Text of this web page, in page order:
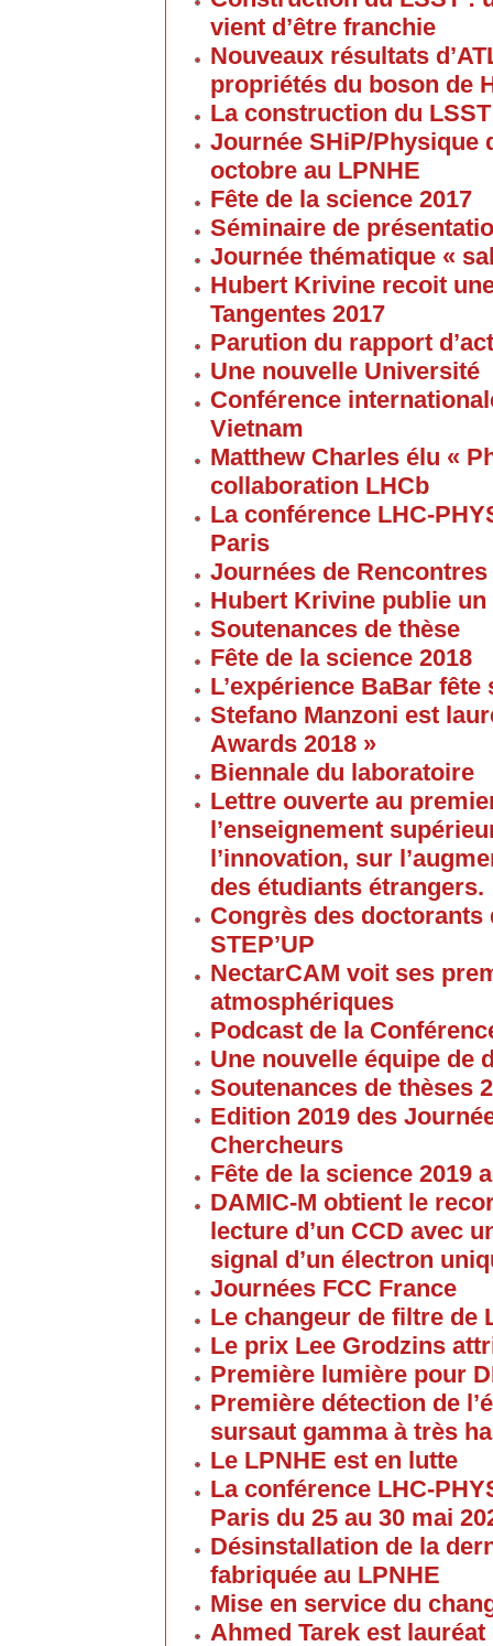
vient d’être franchie
Nouveaux résultats
propriétés du boson de
La construction du
Journée SHiP/Physique
octobre au LPNHE
Fête de la science 2017
Séminaire de
Journée thématique «
Hubert Krivine recoit
Tangentes 2017
Parution du rapport
Une nouvelle Université
Conférence
Vietnam
Matthew Charles élu «
collaboration LHCb
La conférence LHC-
Paris
Journées de
Hubert Krivine publie
Soutenances de thèse
Fête de la science 2018
L’expérience BaBar fête
Stefano Manzoni est
Awards 2018 »
Biennale du laboratoire
Lettre ouverte au
l’enseignement
l’innovation, sur
des étudiants étrangers.
Congrès des doctorants
STEP’UP
NectarCAM voit ses
atmosphériques
Podcast de la
Une nouvelle équipe de
Soutenances de thèses
Edition 2019 des
Chercheurs
Fête de la science 2019
DAMIC-M obtient le
lecture d’un CCD avec
signal d’un électron
Journées FCC France
Le changeur de filtre de
Le prix Lee Grodzins
Première lumière pour
Première détection de
sursaut gamma à très
Le LPNHE est en lutte
La conférence LHC-
Paris du 25 au 30 mai
Désinstallation de la
fabriquée au LPNHE
Mise en service du
Ahmed Tarek est